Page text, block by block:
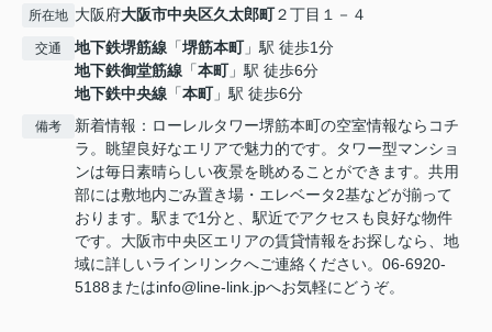
所在地 大阪府大阪市中央区久太郎町２丁目１－４
交通 地下鉄堺筋線 「堺筋本町」駅 徒歩1分
地下鉄御堂筋線 「本町」駅 徒歩6分
地下鉄中央線 「本町」駅 徒歩6分
備考
新着情報：ローレルタワー堺筋本町の空室情報ならコチ
ラ。眺望良好なエリアで魅力的です。タワー型マンショ
ンは毎日素晴らしい夜景を眺めることができます。共用
部には敷地内ごみ置き場・エレベータ2基などが揃って
おります。駅まで1分と、駅近でアクセスも良好な物件
です。大阪市中央区エリアの賃貸情報をお探しなら、地
域に詳しいラインリンクへご連絡ください。06-6920-
5188またはinfo@line-link.jpへお気軽にどうぞ。